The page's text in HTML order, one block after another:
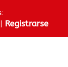
| Registrarse